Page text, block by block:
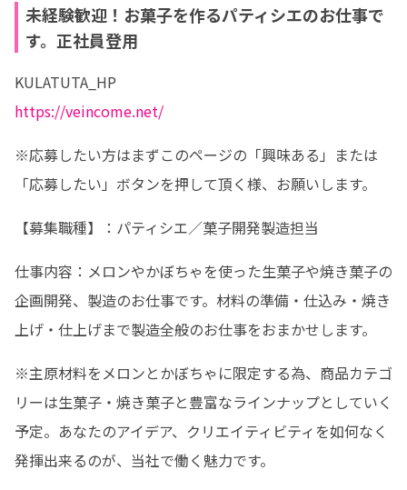
未経験歓迎！お菓子を作るパティシエのお仕事で
す。正社員登用
https://veincome.net/
※応募したい方はまずこのページの「興味ある」または
「応募したい」ボタンを押して頂く様、お願いします。
【募集職種】：パティシエ／菓子開発製造担当
仕事内容：メロンやかぼちゃを使った生菓子や焼き菓子の
企画開発、製造のお仕事です。材料の準備・仕込み・焼き
上げ・仕上げまで製造全般のお仕事をおまかせします。
※主原材料をメロンとかぼちゃに限定する為、商品カテゴ
リーは生菓子・焼き菓子と豊富なラインナップとしていく
予定。あなたのアイデア、クリエイティビティを如何なく
発揮出来るのが、当社で働く魅力です。